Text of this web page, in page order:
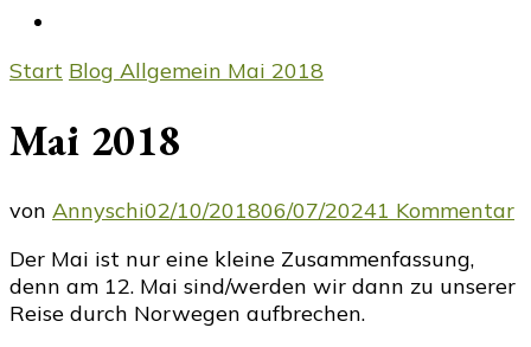
Start Blog Allgemein Mai 2018
Mai 2018
von Annyschi02/10/201806/07/20241 Kommentar
Der Mai ist nur eine kleine Zusammenfassung,
denn am 12. Mai sind/werden wir dann zu unserer
Reise durch Norwegen aufbrechen.